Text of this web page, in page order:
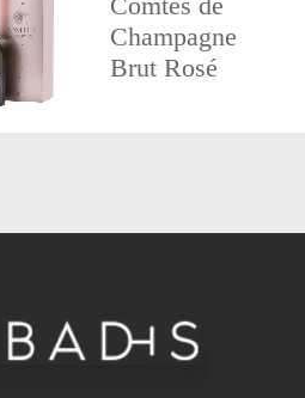
Champagne
Brut Rosé